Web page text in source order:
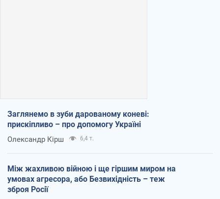
Заглянемо в зуби дарованому коневі:
прискіпливо – про допомогу Україні
Олександр Кірш 6,4 т.
Між жахливою війною і ще гіршим миром на
умовах агресора, або Безвихідність – теж
зброя Росії